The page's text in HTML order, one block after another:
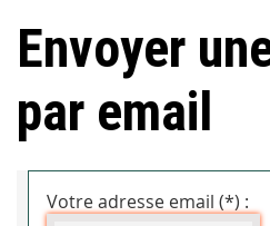
Envoyer
par email
Votre adresse email (*) :